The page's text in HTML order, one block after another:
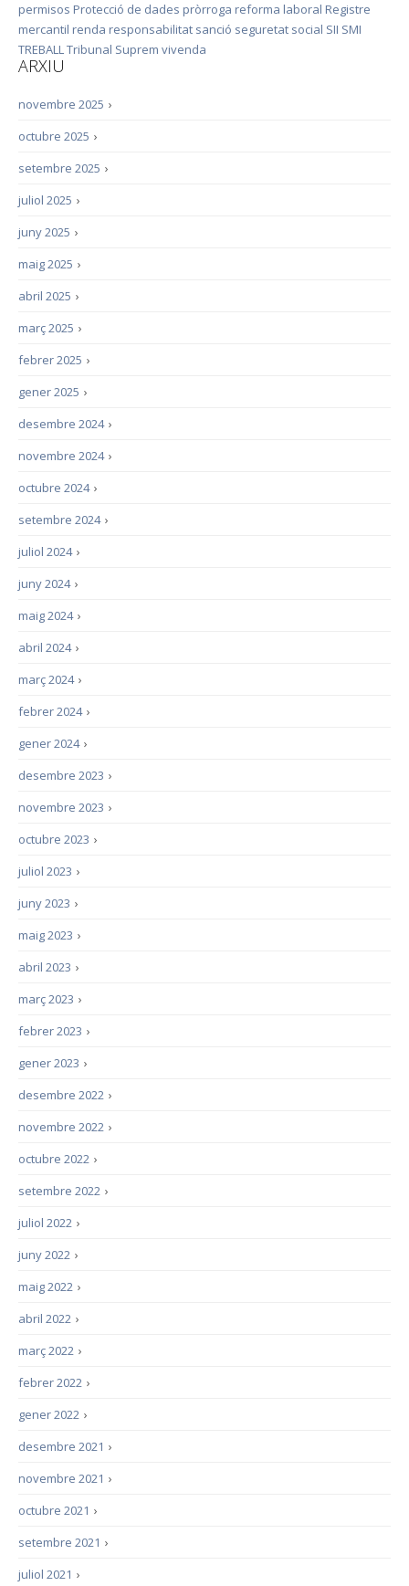
permisos Protecció de dades pròrroga reforma laboral Registre
mercantil renda responsabilitat sanció seguretat social SII SMI
TREBALLTribunal Suprem vivenda
ARXIU
›
novembre 2025
›
octubre 2025
›
setembre 2025
›
juliol 2025
›
juny 2025
›
maig 2025
›
abril 2025
›
març 2025
›
febrer 2025
›
gener 2025
›
desembre 2024
›
novembre 2024
›
octubre 2024
›
setembre 2024
›
juliol 2024
›
juny 2024
›
maig 2024
›
abril 2024
›
març 2024
›
febrer 2024
›
gener 2024
›
desembre 2023
›
novembre 2023
›
octubre 2023
›
juliol 2023
›
juny 2023
›
maig 2023
›
abril 2023
›
març 2023
›
febrer 2023
›
gener 2023
›
desembre 2022
›
novembre 2022
›
octubre 2022
›
setembre 2022
›
juliol 2022
›
juny 2022
›
maig 2022
›
abril 2022
›
març 2022
›
febrer 2022
›
gener 2022
›
desembre 2021
›
novembre 2021
›
octubre 2021
›
setembre 2021
›
juliol 2021